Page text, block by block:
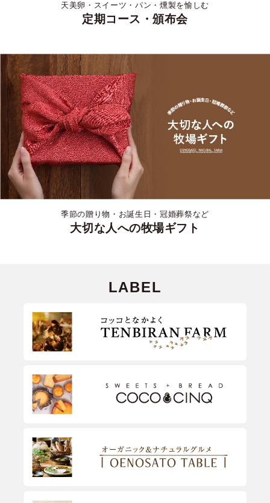
天美卵・スイーツ・パン・燻製を愉しむ
定期コース・頒布会
季節の贈り物・お誕生日・冠婚葬祭など
大切な人への牧場ギフト
LABEL